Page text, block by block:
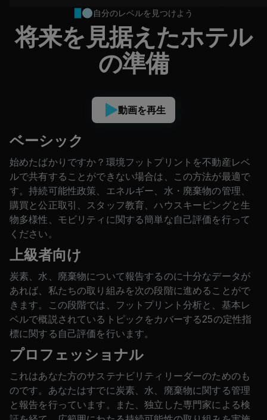
自分のレベルを見つけよう
将来を見据えたホテル
の準備
動画を再生
ベーシック
始めたばかりですか？環境フットプリントを不動産レベ
ルで共有することができない場合は、この方法が最適で
す。持続可能性政策、エネルギー、水・廃棄物の管理、
購買と公正取引、スタッフ教育、ハウスキーピングと生
物多様性、モビリティに関する簡単な自己評価を行って
ください。
上級者向け
炭素、水、廃棄物について報告するのに十分なデータが
あれば、私たちの取り組みを次の段階に進めることがで
きます。この段階では、フットプリント分析と、基本レ
ベルで概説されているトピックをカバーする25の定性指
標に関する自己評価を行います。
プロフェッショナル
これはあなた方のサステナビリティリーダーのためのも
のです。あなたはすでに炭素、水、廃棄物に関する管理
と報告を行っています。また、独立した専門家による検